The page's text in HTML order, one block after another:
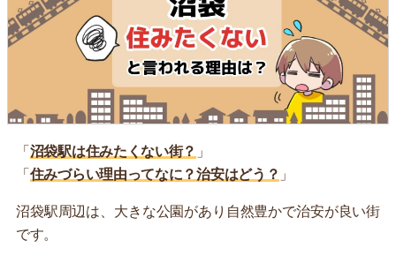
「 沼袋駅は住みたくない街？ 」
「 住みづらい理由ってなに？治安はどう？ 」
沼袋駅周辺は、大きな公園があり自然豊かで治安が良い街
です。